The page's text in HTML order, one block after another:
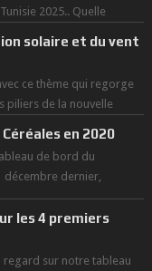
2025.. Quelle
solaire et du vent
ce thème qui regorge
piliers de la nouvelle
en 2020
de bord du
décembre dernier,
et man...
les 4 premiers
sur notre tableau